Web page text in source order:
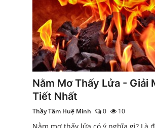
Nằm Mơ Thấy Lửa - Giải
Tiết Nhất
Thầy Tâm Huệ Minh 0 10